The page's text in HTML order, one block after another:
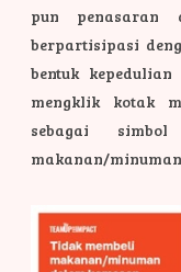
pun
berpartisipasi
bentuk
mengklik kotak
sebagai
makanan/